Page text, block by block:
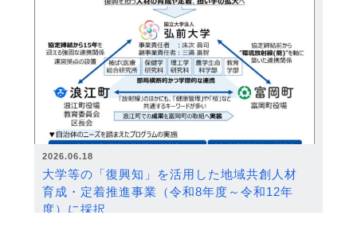
2026.06.18
大学等の「復興知」を活用した地域共創人材
育成・定着推進事業（令和8年度～令和12年
度）に採択